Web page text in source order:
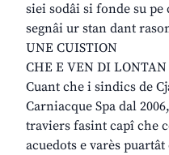
siei sodâi si fonde su
segnâi ur stan dant
UNE CUISTION
CHE E VEN DI LONTAN
Cuant che i sindics de
Carniacque Spa dal
traviers fasint capî che
acuedots e varès